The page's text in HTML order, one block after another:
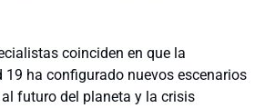
coinciden en que la
19 ha configurado nuevos escenarios
futuro del planeta y la crisis